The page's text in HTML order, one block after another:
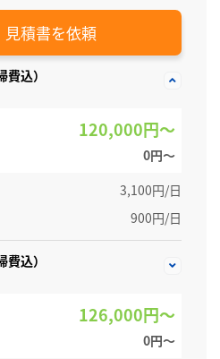
見積書を依頼
込）
120,000円～
0円〜
3,100円/日
900円/日
込）
126,000円～
0円〜